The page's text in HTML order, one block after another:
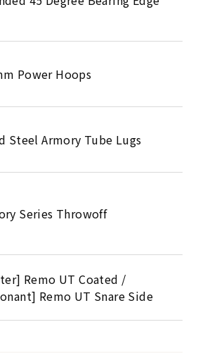
Power Hoops
Steel Armory Tube Lugs
Series Throwoff
Remo UT Coated /
Remo UT Snare Side